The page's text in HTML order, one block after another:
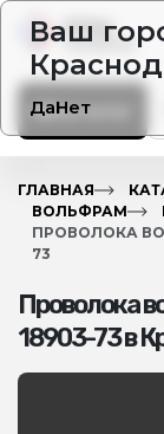
Ваш
ДаНет
Каталог
ГЛАВНАЯ
ВОЛЬФРАМ
ПРОВОЛОКА
73
Проволока
18903-73 в